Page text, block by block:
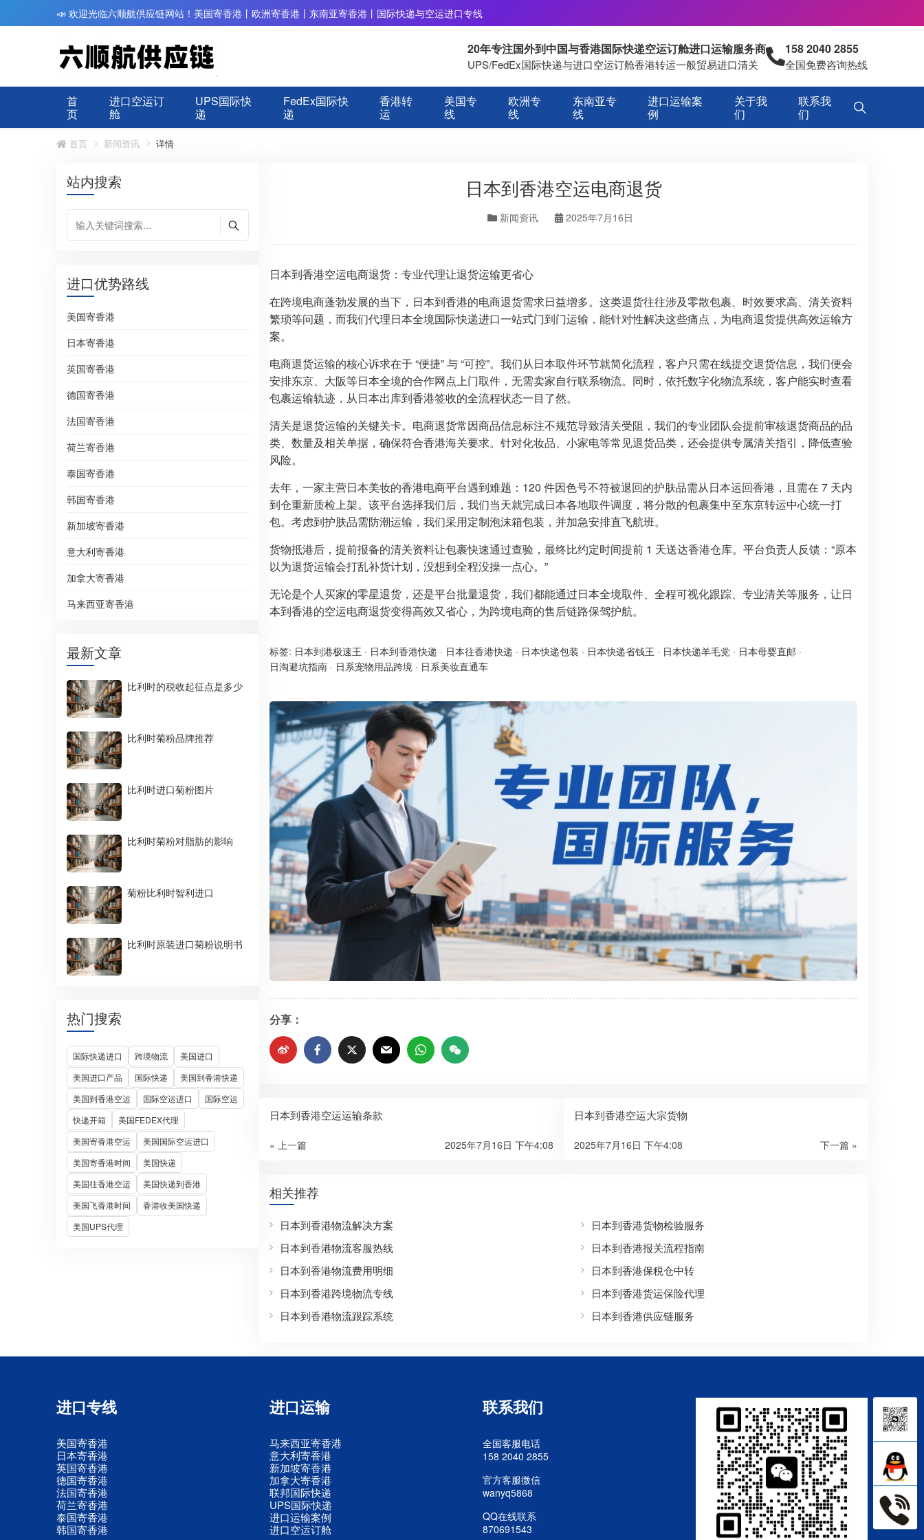
📣 欢迎光临六顺航供应链网站！美国寄香港丨欧洲寄香港丨东南亚寄香港丨国际快递与空运进口专线
20年专注国外到中国与香港国际快递空运订舱进口运输服务商
UPS/FedEx国际快递与进口空运订舱香港转运一般贸易进口清关
158 2040 2855
全国免费咨询热线
首
页
进口空运订
舱
UPS国际快
递
FedEx国际快
递
香港转
运
美国专
线
欧洲专
线
东南亚专
线
进口运输案
例
关于我
们
联系我
们
首页 新闻资讯 详情
站内搜索
进口优势路线
美国寄香港
日本寄香港
英国寄香港
德国寄香港
法国寄香港
荷兰寄香港
泰国寄香港
韩国寄香港
新加坡寄香港
意大利寄香港
加拿大寄香港
马来西亚寄香港
最新文章
比利时的税收起征点是多少
比利时菊粉品牌推荐
比利时进口菊粉图片
比利时菊粉对脂肪的影响
菊粉比利时智利进口
比利时原装进口菊粉说明书
热门搜索
国际快递进口 跨境物流
美国进口
美国进口产品
国际快递
美国到香港快递
美国到香港空运
国际空运进口
国际空运
快递开箱
美国FEDEX代理
美国寄香港空运
美国国际空运进口
美国寄香港时间
美国快递
美国往香港空运
美国快递到香港
美国飞香港时间
香港收美国快递
美国UPS代理
日本到香港空运电商退货
新闻资讯 2025年7月16日
日本到香港空运电商退货：专业代理让退货运输更省心
在跨境电商蓬勃发展的当下，日本到香港的电商退货需求日益增多。这类退货往往涉及零散包裹、时效要求高、清关资料
繁琐等问题，而我们代理日本全境国际快递进口一站式门到门运输，能针对性解决这些痛点，为电商退货提供高效运输方
案。
电商退货运输的核心诉求在于 “便捷” 与 “可控”。我们从日本取件环节就简化流程，客户只需在线提交退货信息，我们便会
安排东京、大阪等日本全境的合作网点上门取件，无需卖家自行联系物流。同时，依托数字化物流系统，客户能实时查看
包裹运输轨迹，从日本出库到香港签收的全流程状态一目了然。
清关是退货运输的关键关卡。电商退货常因商品信息标注不规范导致清关受阻，我们的专业团队会提前审核退货商品的品
类、数量及相关单据，确保符合香港海关要求。针对化妆品、小家电等常见退货品类，还会提供专属清关指引，降低查验
风险。
去年，一家主营日本美妆的香港电商平台遇到难题：120 件因色号不符被退回的护肤品需从日本运回香港，且需在 7 天内
到仓重新质检上架。该平台选择我们后，我们当天就完成日本各地取件调度，将分散的包裹集中至东京转运中心统一打
包。考虑到护肤品需防潮运输，我们采用定制泡沫箱包装，并加急安排直飞航班。
货物抵港后，提前报备的清关资料让包裹快速通过查验，最终比约定时间提前 1 天送达香港仓库。平台负责人反馈：“原本
以为退货运输会打乱补货计划，没想到全程没操一点心。”
无论是个人买家的零星退货，还是平台批量退货，我们都能通过日本全境取件、全程可视化跟踪、专业清关等服务，让日
本到香港的空运电商退货变得高效又省心，为跨境电商的售后链路保驾护航。
标签: 日本到港极速王 · 日本到香港快递 · 日本往香港快递 · 日本快递包装 · 日本快递省钱王 · 日本快递羊毛党 · 日本母婴直邮 ·
日淘避坑指南 · 日系宠物用品跨境 · 日系美妆直通车
分享：
日本到香港空运运输条款
« 上一篇 2025年7月16日 下午4:08
日本到香港空运大宗货物
下一篇 »
2025年7月16日 下午4:08
相关推荐
日本到香港物流解决方案
日本到香港货物检验服务
日本到香港物流客服热线
日本到香港报关流程指南
日本到香港物流费用明细
日本到香港保税仓中转
日本到香港跨境物流专线
日本到香港货运保险代理
日本到香港物流跟踪系统
日本到香港供应链服务
进口专线
美国寄香港
日本寄香港
英国寄香港
德国寄香港
法国寄香港
荷兰寄香港
泰国寄香港
韩国寄香港
进口运输
马来西亚寄香港
意大利寄香港
新加坡寄香港
加拿大寄香港
联邦国际快递
UPS国际快递
进口运输案例
进口空运订舱
联系我们
全国客服电话
158 2040 2855
官方客服微信
wanyq5868
QQ在线联系
870691543